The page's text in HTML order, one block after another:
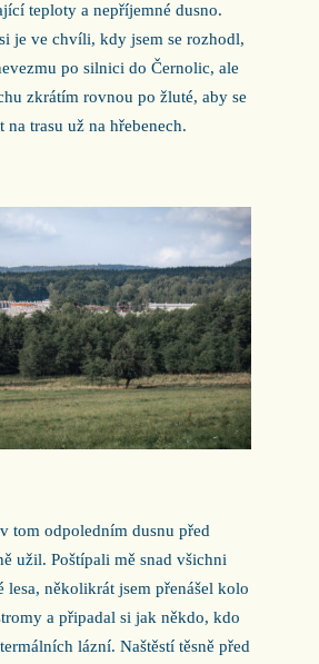
teploty a nepříjemné dusno.
je ve chvíli, kdy jsem se rozhodl,
po silnici do Černolic, ale
zkrátím rovnou po žluté, aby se
na trasu už na hřebenech.
tom odpoledním dusnu před
užil. Poštípali mě snad všichni
lesa, několikrát jsem přenášel kolo
a připadal si jak někdo, kdo
lázní. Naštěstí těsně před